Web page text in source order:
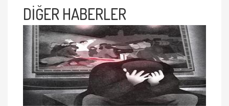
DİĞER HABERLER